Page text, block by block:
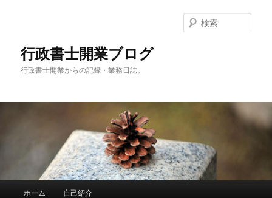
行政書士開業ブログ
行政書士開業からの記録・業務日誌。
索
ホーム 自己紹介